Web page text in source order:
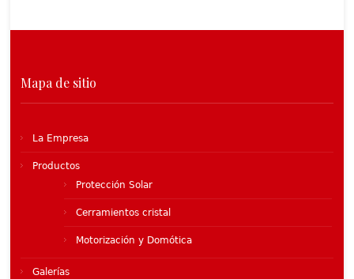
Mapa de sitio
La Empresa
Productos
Protección Solar
Cerramientos cristal
Motorización y Domótica
Galerías